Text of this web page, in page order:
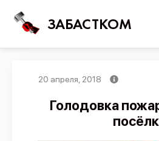
ЗАБАСТКОМ
Поиск
20 апреля, 2018
Голодовка